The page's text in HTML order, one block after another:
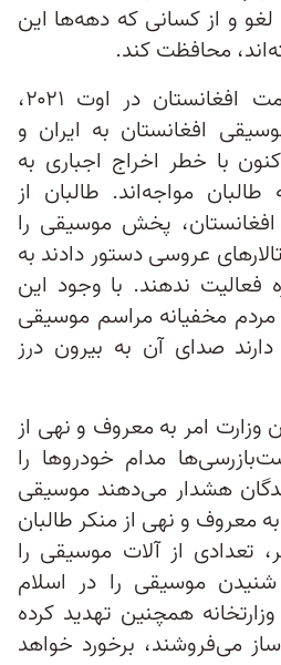
و از کسانی که دهه‌ها این
محافظت کند.
پس از فروپاشی حکومت افغانستان در اوت ۲۰۲۱،
افغانستان به ایران و
با خطر اخراج اجباری به
مواجه‌اند. طالبان از
پخش موسیقی را
عروسی دستور دادند به
فعالیت ندهند. با وجود این
مردم مخفیانه مراسم موسیقی
صدای آن به بیرون درز
وزارت امر به معروف و نهی از
مدام خودروها را
هشدار می‌دهند موسیقی
معروف و نهی از منکر طالبان
تعدادی از آلات موسیقی را
موسیقی را در اسلام
همچنین تهدید کرده
می‌فروشند، برخورد خواهد